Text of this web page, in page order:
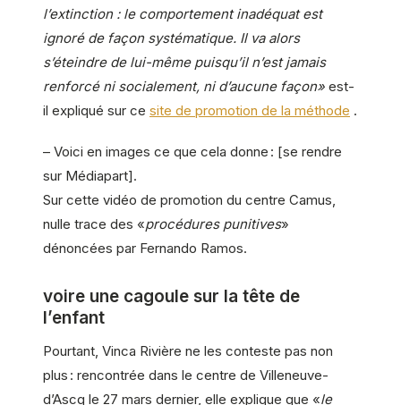
l’extinction : le comportement inadéquat est
ignoré de façon systématique. Il va alors
s’éteindre de lui-même puisqu’il n’est jamais
renforcé ni socialement, ni d’aucune façon» est-
il expliqué sur ce site de promotion de la méthode .
– Voici en images ce que cela donne : [se rendre
sur Médiapart].
Sur cette vidéo de promotion du centre Camus,
nulle trace des «procédures punitives»
dénoncées par Fernando Ramos.
voire une cagoule sur la tête de
l’enfant
Pourtant, Vinca Rivière ne les conteste pas non
plus : rencontrée dans le centre de Villeneuve-
d’Ascq le 27 mars dernier, elle explique que «le